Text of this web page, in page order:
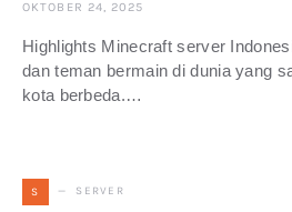
OKTOBER 24, 2025
Highlights Minecraft server
dan teman bermain di dunia yang
kota berbeda.…
S SERVER